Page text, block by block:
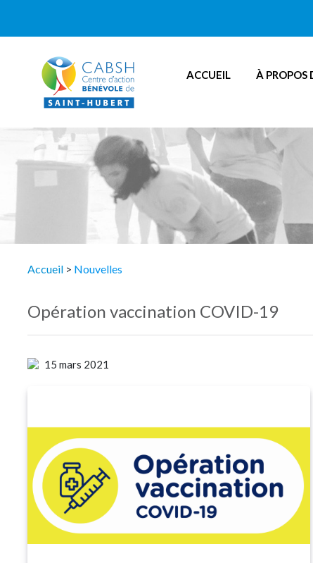
ACCUEIL À PROPOS
Accueil > Nouvelles
Opération vaccination COVID-19
15 mars 2021